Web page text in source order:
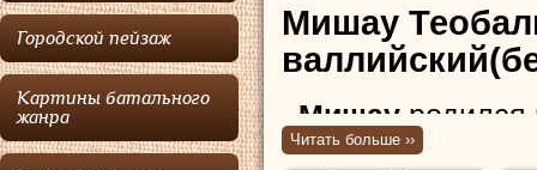
Городской пейзаж
Картины батального
жанра
Мишау
Мишау родился
Аччеллинка.
Читать больше ››